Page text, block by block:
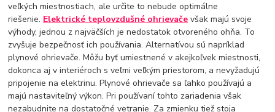
veľkých miestnostiach, ale určite to nebude optimálne
riešenie. Elektrické teplovzdušné ohrievače však majú svoje
výhody, jednou z najväčších je nedostatok otvoreného ohňa. To
zvyšuje bezpečnosť ich používania. Alternatívou sú napríklad
plynové ohrievače. Môžu byť umiestnené v akejkoľvek miestnosti,
dokonca aj v interiéroch s veľmi veľkým priestorom, a nevyžadujú
pripojenie na elektrinu. Plynové ohrievače sa ľahko používajú a
majú nastaviteľný výkon. Pri používaní tohto zariadenia však
nezabudnite na dostatočné vetranie. Za zmienku tiež stoja